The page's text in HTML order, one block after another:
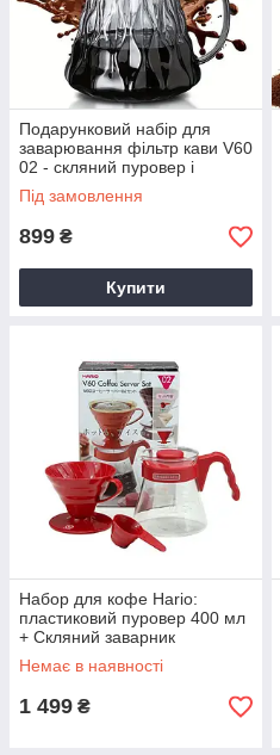
Подарунковий набір для
заварювання фільтр кави V60
02 - скляний пуровер і
заварник 600 мл, для
бариста
Під замовлення
899 ₴
Купити
Набор для кофе Hario:
пластиковий пуровер 400 мл
+ Скляний заварник
Немає в наявності
1 499 ₴